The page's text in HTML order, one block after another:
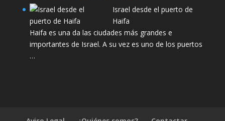
Israel desde el puerto de
Haifa
Haifa es una da las ciudades más grandes e
importantes de Israel. A su vez es uno de los puertos
…